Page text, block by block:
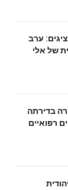
ערב
של אלי
בדירתה
רפואיים